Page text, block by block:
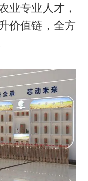
业专业人才，
价值链，全方